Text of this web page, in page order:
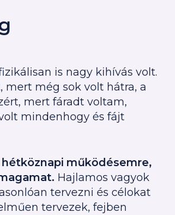
is nagy kihívás volt.
mert még sok volt hátra, a
mert fáradt voltam,
mindenhogy és fájt
működésemre,
Hajlamos vagyok
tervezni és célokat
tervezek, fejben